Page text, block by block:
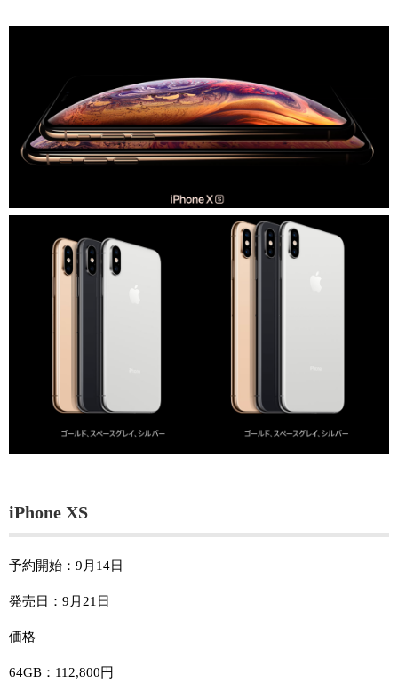
iPhone XS
予約開始：9月14日
発売日：9月21日
価格
64GB：112,800円